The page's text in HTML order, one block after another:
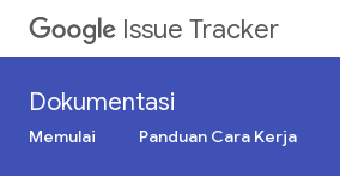
Issue Tracker
Dokumentasi
Memulai Panduan Cara Kerja